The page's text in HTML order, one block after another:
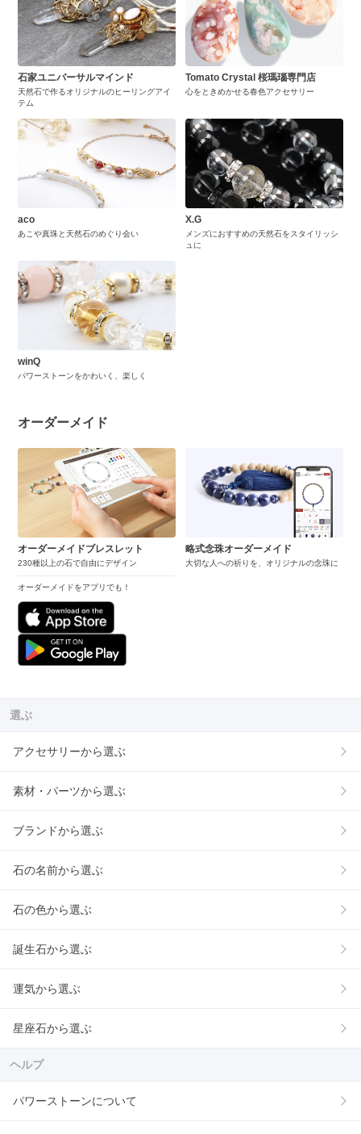
石家ユニバーサルマインド
天然石で作るオリジナルのヒーリングアイ
テム
Tomato Crystal 桜瑪瑙専門店
心をときめかせる春色アクセサリー
aco
あこや真珠と天然石のめぐり会い
X.G
メンズにおすすめの天然石をスタイリッシ
ュに
winQ
パワーストーンをかわいく、楽しく
オーダーメイド
オーダーメイドブレスレット
230種以上の石で自由にデザイン
オーダーメイドをアプリでも！
略式念珠オーダーメイド
大切な人への祈りを、オリジナルの念珠に
選ぶ
アクセサリーから選ぶ
素材・パーツから選ぶ
ブランドから選ぶ
石の名前から選ぶ
石の色から選ぶ
誕生石から選ぶ
運気から選ぶ
星座石から選ぶ
ヘルプ
パワーストーンについて